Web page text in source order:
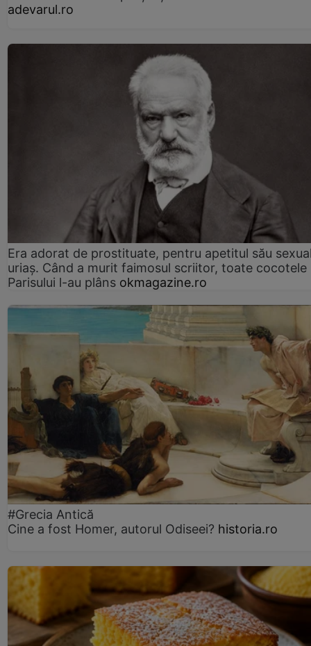
adevarul.ro
Era adorat de prostituate, pentru apetitul său
uriaș. Când a murit faimosul scriitor, toate cocotele
Parisului l-au plâns okmagazine.ro
#Grecia Antică
Cine a fost Homer, autorul Odiseei? historia.ro